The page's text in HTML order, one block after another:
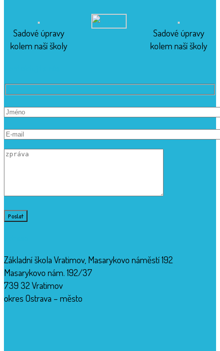
Sadové úpravy
kolem naší školy
Sadové úpravy
kolem naší školy
Základní škola Vratimov, Masarykovo náměstí 192
Masarykovo nám. 192/37
739 32 Vratimov
okres Ostrava – město